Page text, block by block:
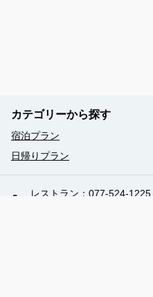
カテゴリーから探す
宿泊プラン
日帰りプラン
レストラン：077-524-